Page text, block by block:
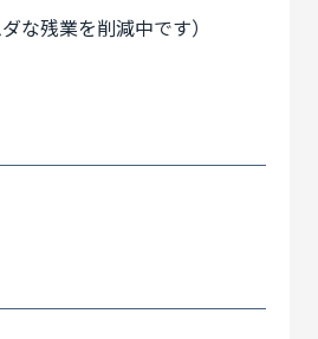
な残業を削減中です）